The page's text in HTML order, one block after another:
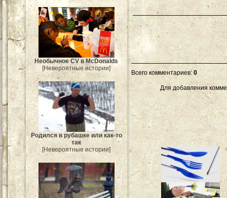
Необычное CV в McDonalds
[Невероятные истории]
Родился в рубашке или как-то
так
[Невероятные истории]
Всего комментариев: 0
Для добавления